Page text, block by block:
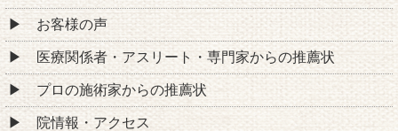
お客様の声
医療関係者・アスリート・専門家からの推薦状
プロの施術家からの推薦状
院情報・アクセス